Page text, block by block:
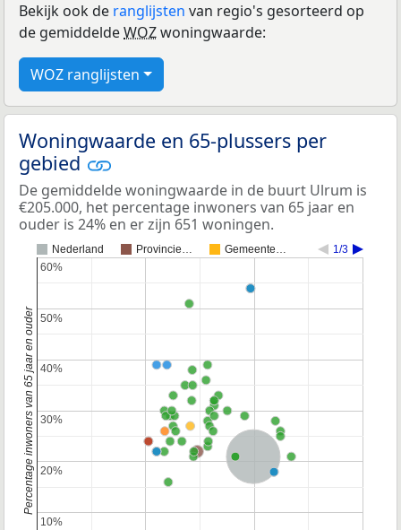
Bekijk ook de ranglijsten van regio's gesorteerd op
de gemiddeldeWOZwoningwaarde:
WOZ ranglijsten
Woningwaarde en 65-plussers per
gebied
De gemiddelde woningwaarde in de buurt Ulrum is
€205.000, het percentage inwoners van 65 jaar en
ouder is 24% en er zijn 651 woningen.
Nederland Provincie… Gemeente… 1/3
Nederland
10%
10%
20%
20%
30%
30%
40%
40%
50%
50%
60%
60%
Percentage inwoners van 65 jaar en ouder